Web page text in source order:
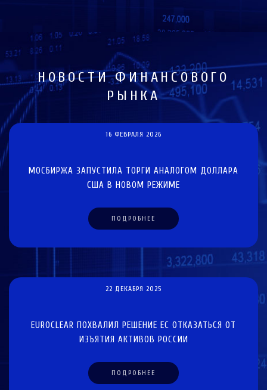
НОВОСТИ ФИНАНСОВОГО
РЫНКА
16 ФЕВРАЛЯ 2026
МОСБИРЖА ЗАПУСТИЛА ТОРГИ АНАЛОГОМ ДОЛЛАРА
США В НОВОМ РЕЖИМЕ
ПОДРОБНЕЕ
22 ДЕКАБРЯ 2025
EUROCLEAR ПОХВАЛИЛ РЕШЕНИЕ ЕС ОТКАЗАТЬСЯ ОТ
ИЗЪЯТИЯ АКТИВОВ РОССИИ
ПОДРОБНЕЕ